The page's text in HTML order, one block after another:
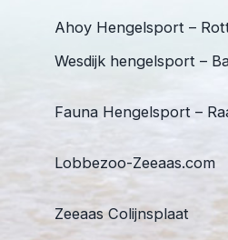
Ahoy Hengelsport –
Wesdijk hengelsport –
Fauna Hengelsport –
Lobbezoo-Zeeaas.com
Zeeaas Colijnsplaat